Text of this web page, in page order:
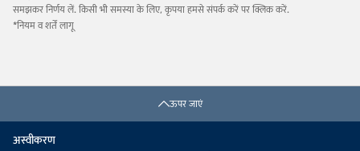
समझकर निर्णय लें. किसी भी समस्या के लिए, कृपया हमसे संपर्क करें पर क्लिक करें.
*नियम व शर्तें लागू
ऊपर जाएं
अस्वीकरण